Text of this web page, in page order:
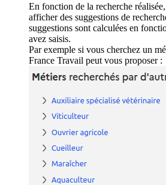
En fonction de la recherche
afficher des suggestions de
suggestions sont calculées en
avez saisis.
Par exemple si vous cherchez un
France Travail peut vous proposer :